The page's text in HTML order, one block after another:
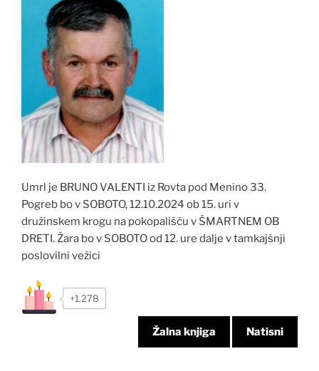
Umrl je BRUNO VALENTI iz Rovta pod Menino 33.
Pogreb bo v SOBOTO, 12.10.2024 ob 15. uri v
družinskem krogu na pokopališču v ŠMARTNEM OB
DRETI. Žara bo v SOBOTO od 12. ure dalje v tamkajšnji
poslovilni vežici
+1.278
Žalna knjiga Natisni